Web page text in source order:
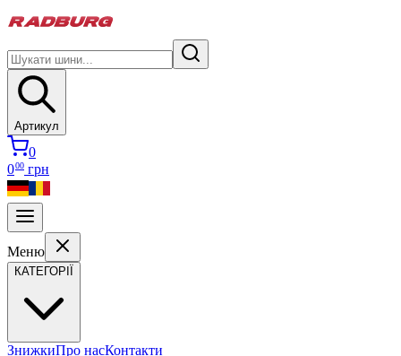
Артикул
0
000 грн
Меню
КАТЕГОРІЇ
ЗнижкиПро насКонтакти